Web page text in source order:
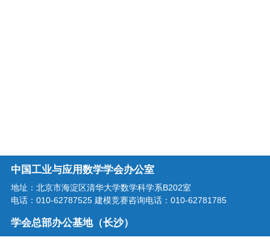
中国工业与应用数学学会办公室
地址：北京市海淀区清华大学数学科学系B202室
电话：010-62787525 建模竞赛咨询电话：010-62781785
学会总部办公基地（长沙）